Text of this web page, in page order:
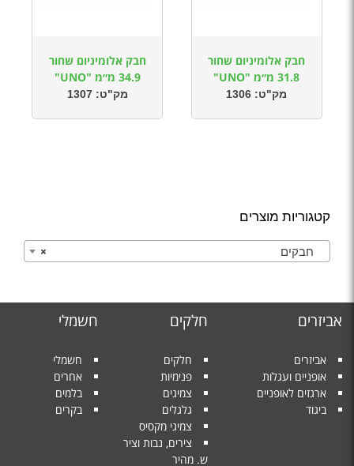
חבק אלומיניום שחור
31.8 מ״מ "UNO"
מק"ט: 1306
חבק אלומיניום שחור
34.9 מ״מ "UNO"
מק"ט:1307
קטגוריות מוצרים
× חבקים
אביזרים
אביזרים
אופניים ועגלות
ארגזים לאופניים
ביגוד
חלקים
חלקים
פנימיות
צמיגים
גלגלים
צמיגי מקסיס
צירים, נבות וציר
ש. מהיר
חשמלי
חשמלי
אחרים
בלמים
בקרים